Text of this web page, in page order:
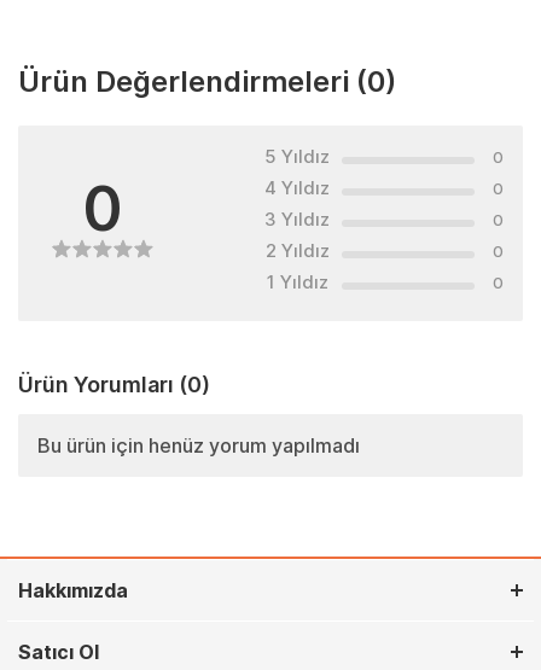
Ürün Değerlendirmeleri (0)
0
5 Yıldız 0
4 Yıldız 0
3 Yıldız 0
2 Yıldız 0
1 Yıldız 0
Ürün Yorumları (0)
Bu ürün için henüz yorum yapılmadı
Hakkımızda
Satıcı Ol